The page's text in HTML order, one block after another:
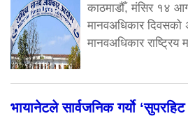
काठमाडौँ, मंसिर १४
मानवअधिकार
मानवअधिकार राष्ट्रिय
भायानेटले सार्वजनिक गर्यो